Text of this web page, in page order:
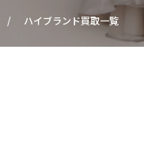
ハイブランド買取一覧